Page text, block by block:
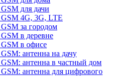
для дачи
4G, 3G, LTE
за городом
в деревне
в офисе
антенна на дачу
антенна в частный дом
антенна для цифрового